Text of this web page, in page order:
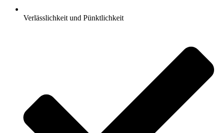
Verlässlichkeit und Pünktlichkeit